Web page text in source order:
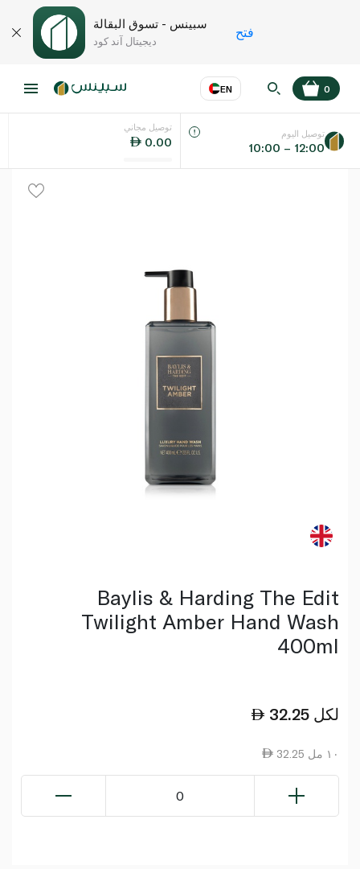
سبينس - تسوق البقالة
ديجيتال آند كود
فتح
EN
اللغة عر
0
توصيل مجاني
0.00
توصيل اليوم
10:00 – 12:00
Baylis & Harding The Edit
Twilight Amber Hand Wash
400ml
32.25 لكل
32.25 ١٠ مل
0